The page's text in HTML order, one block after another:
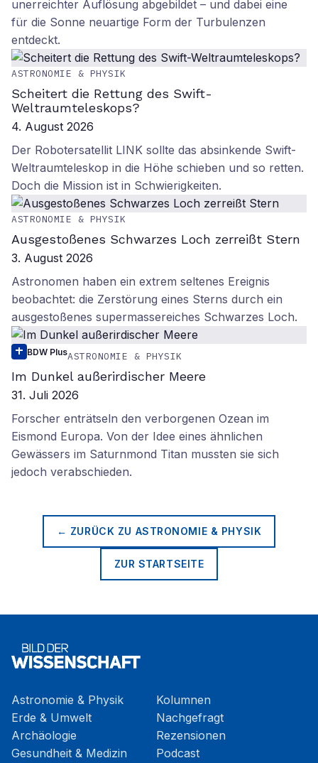
unerreichter Auflösung abgebildet – und dabei eine
für die Sonne neuartige Form der Turbulenzen
entdeckt.
ASTRONOMIE & PHYSIK
Scheitert die Rettung des Swift-
Weltraumteleskops?
4. August 2026
Der Robotersatellit LINK sollte das absinkende Swift-
Weltraumteleskop in die Höhe schieben und so retten.
Doch die Mission ist in Schwierigkeiten.
ASTRONOMIE & PHYSIK
Ausgestoßenes Schwarzes Loch zerreißt Stern
3. August 2026
Astronomen haben ein extrem seltenes Ereignis
beobachtet: die Zerstörung eines Sterns durch ein
ausgestoßenes supermassereiches Schwarzes Loch.
BDW PlusASTRONOMIE & PHYSIK
Im Dunkel außerirdischer Meere
31. Juli 2026
Forscher enträtseln den verborgenen Ozean im
Eismond Europa. Von der Idee eines ähnlichen
Gewässers im Saturnmond Titan mussten sie sich
jedoch verabschieden.
← ZURÜCK ZU ASTRONOMIE & PHYSIK
ZUR STARTSEITE
Astronomie & Physik
Erde & Umwelt
Archäologie
Gesundheit & Medizin
Kolumnen
Nachgefragt
Rezensionen
Podcast